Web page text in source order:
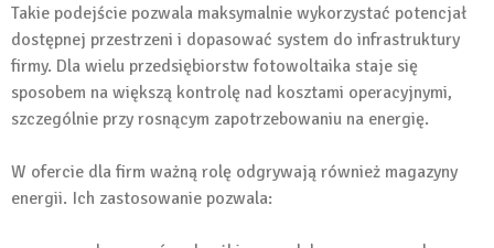
Takie podejście pozwala maksymalnie wykorzystać potencjał
dostępnej przestrzeni i dopasować system do infrastruktury
firmy. Dla wielu przedsiębiorstw fotowoltaika staje się
sposobem na większą kontrolę nad kosztami operacyjnymi,
szczególnie przy rosnącym zapotrzebowaniu na energię.
W ofercie dla firm ważną rolę odgrywają również magazyny
energii. Ich zastosowanie pozwala: